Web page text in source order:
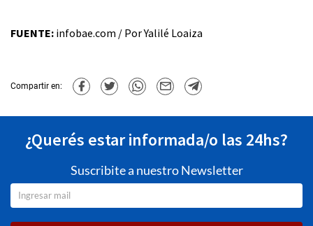
FUENTE: infobae.com / Por Yalilé Loaiza
Compartir en:
¿Querés estar informada/o las 24hs?
Suscribite a nuestro Newsletter